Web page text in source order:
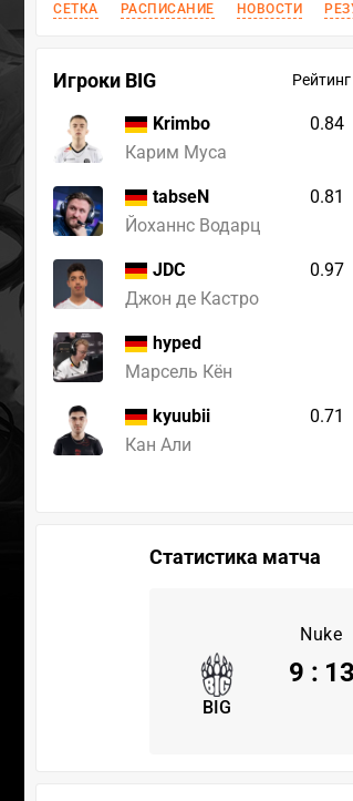
СЕТКА РАСПИСАНИЕ НОВОСТИ
Игроки BIG Рейтинг
Krimbo
Карим Муса
0.84
tabseN
Йоханнс Водарц
0.81
JDC
Джон де Кастро
0.97
hyped
Марсель Кён
kyuubii
Кан Али
0.71
Статистика матча
Nuke
BIG
9 : 13